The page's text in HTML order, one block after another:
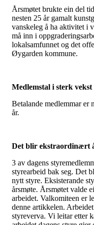
Årsmøtet brukte ein del
nesten 25 år gamalt
vanskeleg å ha aktivitet i
må inn i
lokalsamfunnet og det
Øygarden kommune.
Medlemstal i sterk vekst
Betalande medlemmar er
år.
Det blir ekstraordinært
3 av dagens
styrearbeid bak seg. Det
nytt styre. Eksisterande
årsmøte. Årsmøtet valde
arbeidet. Valkomiteen er
denne artikkelen.
styreverva. Vi leitar etter